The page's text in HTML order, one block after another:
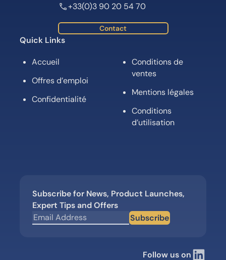
+33(0)3 90 20 54 70
Contact
Quick Links
Accueil
Offres d’emploi
Confidentialité
Conditions de
ventes
Mentions légales
Conditions
d’utilisation
Subscribe for News, Product Launches,
Expert Tips and Offers
Subscribe
Follow us on